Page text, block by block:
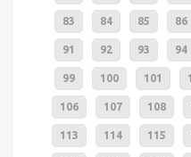
83 84 85 86
91 92 93 94
99 100 101
106 107 108
113 114 115